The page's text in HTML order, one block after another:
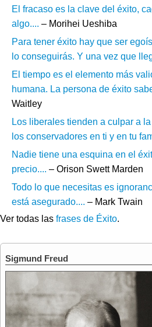
El fracaso es la clave del éxito,
algo.... – Morihei Ueshiba
Para tener éxito hay que ser
lo conseguirás. Y una vez que
El tiempo es el elemento más
humana. La persona de éxito
Waitley
Los liberales tienden a culpar a
los conservadores en ti y en tu
Nadie tiene una esquina en el
precio.... – Orison Swett Marden
Todo lo que necesitas es
está asegurado.... – Mark Twain
Ver todas las frases de Éxito.
Sigmund Freud